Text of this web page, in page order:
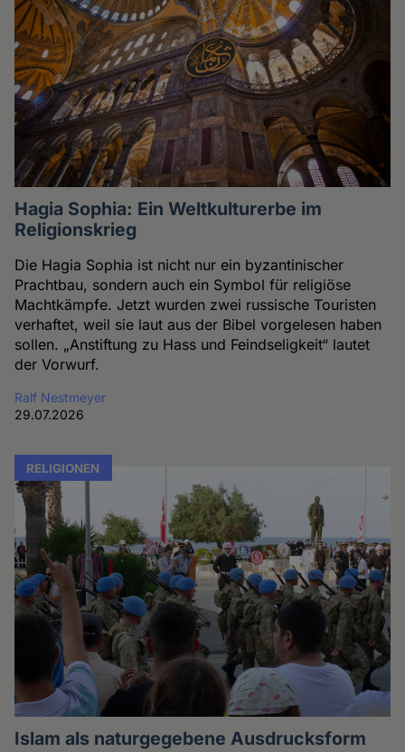
Hagia Sophia: Ein Weltkulturerbe im
Religionskrieg
Die Hagia Sophia ist nicht nur ein byzantinischer
Prachtbau, sondern auch ein Symbol für religiöse
Machtkämpfe. Jetzt wurden zwei russische Touristen
verhaftet, weil sie laut aus der Bibel vorgelesen haben
sollen. „Anstiftung zu Hass und Feindseligkeit“ lautet
der Vorwurf.
Ralf Nestmeyer
29.07.2026
RELIGIONEN
Islam als naturgegebene Ausdrucksform